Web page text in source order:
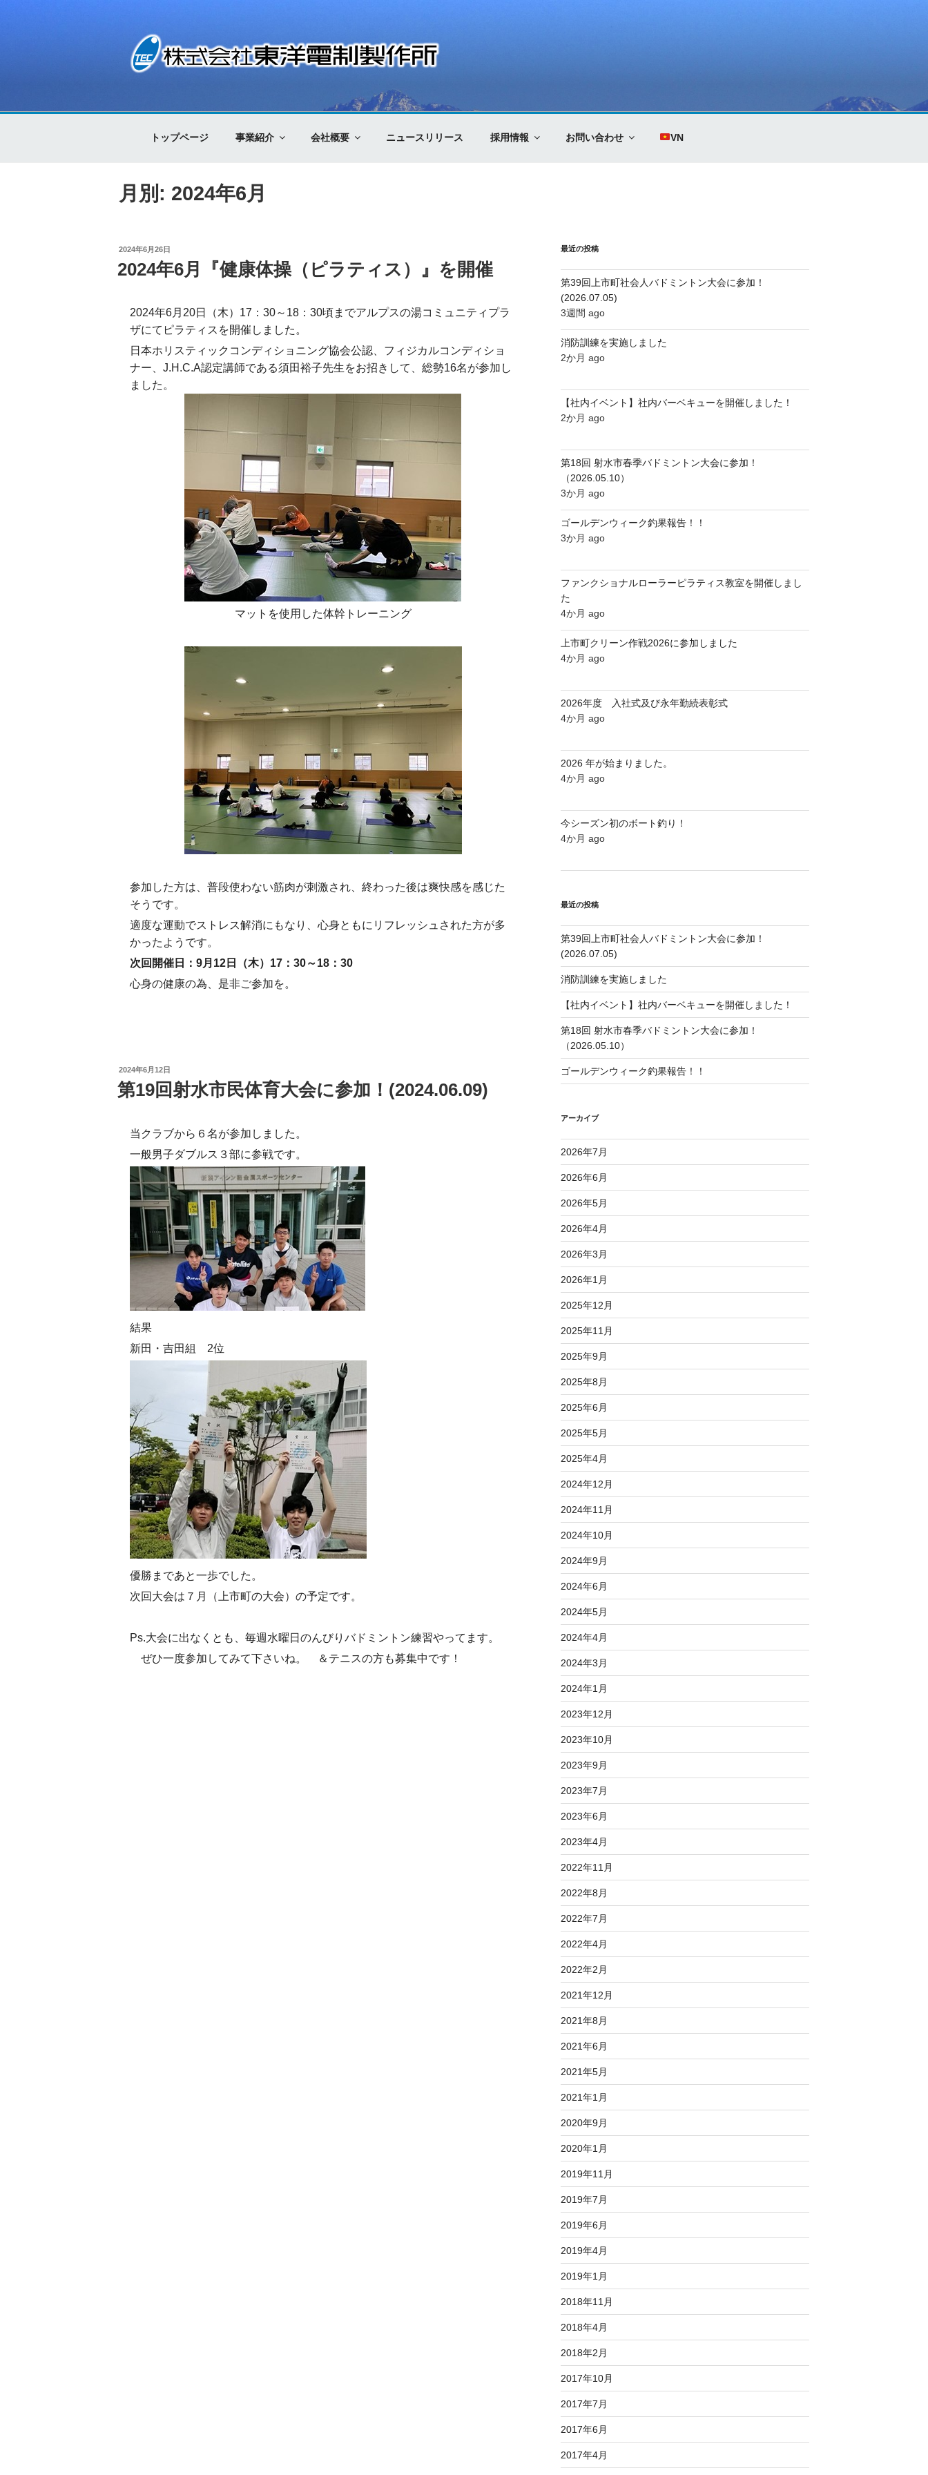
株式会社東洋電制製作所
トップページ 事業紹介 会社概要 ニュースリリース 採用情報 お問い合わせ VN
月別: 2024年6月
投
日:
2024年6月26日
2024年6月『健康体操（ピラティス）』を開催
2024年6月20日（木）17：30～18：30頃までアルプスの湯コミュニティプラ
ザにてピラティスを開催しました。
日本ホリスティックコンディショニング協会公認、フィジカルコンディショ
ナー、J.H.C.A認定講師である須田裕子先生をお招きして、総勢16名が参加し
ました。
マットを使用した体幹トレーニング
参加した方は、普段使わない筋肉が刺激され、終わった後は爽快感を感じた
そうです。
適度な運動でストレス解消にもなり、心身ともにリフレッシュされた方が多
かったようです。
次回開催日：9月12日（木）17：30～18：30
心身の健康の為、是非ご参加を。
投
稿
日:
2024年6月12日
第19回射水市民体育大会に参加！(2024.06.09)
当クラブから６名が参加しました。
一般男子ダブルス３部に参戦です。
結果
新田・吉田組 2位
優勝まであと一歩でした。
次回大会は７月（上市町の大会）の予定です。
Ps.大会に出なくとも、毎週水曜日のんびりバドミントン練習やってます。
ぜひ一度参加してみて下さいね。 ＆テニスの方も募集中です！
最近の投稿
第39回上市町社会人バドミントン大会に参加！
(2026.07.05)
3週間 ago
消防訓練を実施しました
2か月 ago
【社内イベント】社内バーベキューを開催しました！
2か月 ago
第18回 射水市春季バドミントン大会に参加！
（2026.05.10）
3か月 ago
ゴールデンウィーク釣果報告！！
3か月 ago
ファンクショナルローラーピラティス教室を開催しまし
た
4か月 ago
上市町クリーン作戦2026に参加しました
4か月 ago
2026年度 入社式及び永年勤続表彰式
4か月 ago
2026 年が始まりました。
4か月 ago
今シーズン初のボート釣り！
4か月 ago
最近の投稿
第39回上市町社会人バドミントン大会に参加！
(2026.07.05)
消防訓練を実施しました
【社内イベント】社内バーベキューを開催しました！
第18回 射水市春季バドミントン大会に参加！
（2026.05.10）
ゴールデンウィーク釣果報告！！
アーカイブ
2026年7月
2026年6月
2026年5月
2026年4月
2026年3月
2026年1月
2025年12月
2025年11月
2025年9月
2025年8月
2025年6月
2025年5月
2025年4月
2024年12月
2024年11月
2024年10月
2024年9月
2024年6月
2024年5月
2024年4月
2024年3月
2024年1月
2023年12月
2023年10月
2023年9月
2023年7月
2023年6月
2023年4月
2022年11月
2022年8月
2022年7月
2022年4月
2022年2月
2021年12月
2021年8月
2021年6月
2021年5月
2021年1月
2020年9月
2020年1月
2019年11月
2019年7月
2019年6月
2019年4月
2019年1月
2018年11月
2018年4月
2018年2月
2017年10月
2017年7月
2017年6月
2017年4月